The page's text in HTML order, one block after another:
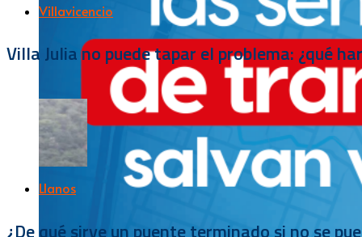
Villavicencio
Villa Julia no puede tapar el problema: ¿qué
Llanos
¿De qué sirve un puente terminado si no se